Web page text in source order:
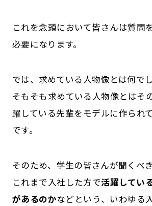
これを念頭において皆さんは質問
必要になります。
では、求めている人物像とは何で
そもそも求めている人物像とはそ
躍している先輩をモデルに作られ
です。
そのため、学生の皆さんが聞くべき
これまで入社した方で活躍してい
があるのかなどという、いわゆる